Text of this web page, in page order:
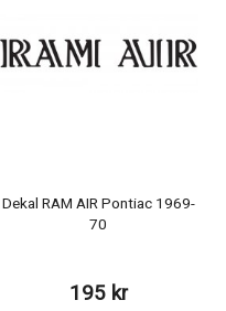
Dekal RAM AIR Pontiac 1969-
70
195 kr